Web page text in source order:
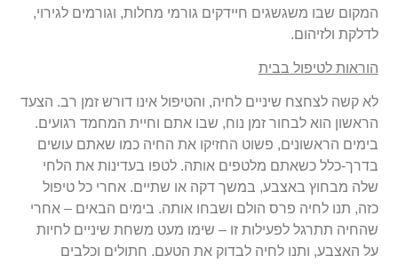
המקום שבו משגשגים חיידקים גורמי מחלות, וגורמים לגירוי,
לדלקת ולזיהום.
הוראות לטיפול בבית
לא קשה לצחצח שיניים לחיה, והטיפול אינו דורש זמן רב. הצעד
הראשון הוא לבחור זמן נוח, שבו אתם וחיית המחמד רגועים.
בימים הראשונים, פשוט החזיקו את החיה כמו שאתם עושים
בדרך-כלל כשאתם מלטפים אותה. לטפו בעדינות את הלחי
שלה מבחוץ באצבע, במשך דקה או שתיים. אחרי כל טיפול
כזה, תנו לחיה פרס הולם ושבחו אותה. בימים הבאים – אחרי
שהחיה תתרגל לפעילות זו – שימו מעט משחת שיניים לחיות
על האצבע, ותנו לחיה לבדוק את הטעם. חתולים וכלבים